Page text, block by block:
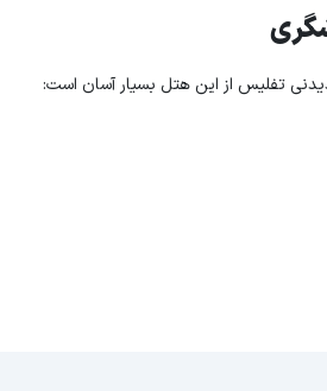
تفلیس از این هتل بسیار آسان است: